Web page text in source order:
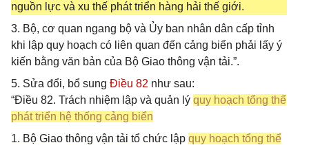
nguồn lực và xu thế phát triển hàng hải thế giới.
3. Bộ, cơ quan ngang bộ và Ủy ban nhân dân cấp tỉnh
khi lập quy hoạch có liên quan đến cảng biển phải lấy ý
kiến bằng văn bản của Bộ Giao thông vận tải.”.
5. Sửa đổi, bổ sung Điều 82 như sau:
“Điều 82. Trách nhiệm lập và quản lý quy hoạch tổng thể
phát triển hệ thống cảng biển
1. Bộ Giao thông vận tải tổ chức lập quy hoạch tổng thể